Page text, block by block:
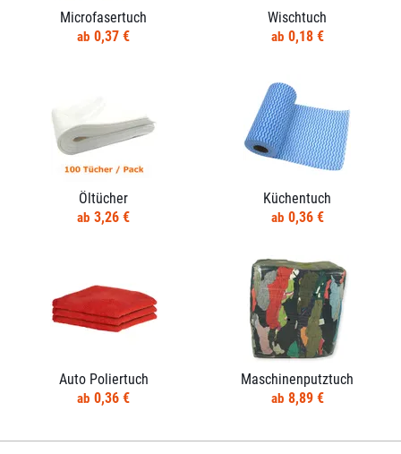
Microfasertuch
0,37 €
Wischtuch
0,18 €
Öltücher
3,26 €
Küchentuch
0,36 €
Auto Poliertuch
0,36 €
Maschinenputztuch
8,89 €